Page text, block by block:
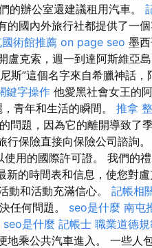
的辦公室還建議租用汽車。
的國內外旅行社都提供了一
術館推薦 on page seo 墨
盧克索，週一到達阿斯維亞
斯”這個名字來自希臘神話
鍵字操作 他愛黑社會女王的
青年和生活的瞬間。 推拿
問題，因為它的離開導致了
保險直接向保險公司諮詢
用的國際許可證。 我們的
新的時間表和信息，使您對
動和活動充滿信心。 記帳相
任何問題。 seo是什麼 南屯
seo是什麼 記帳士 職業道德規
乘公共汽車進入。 一些人